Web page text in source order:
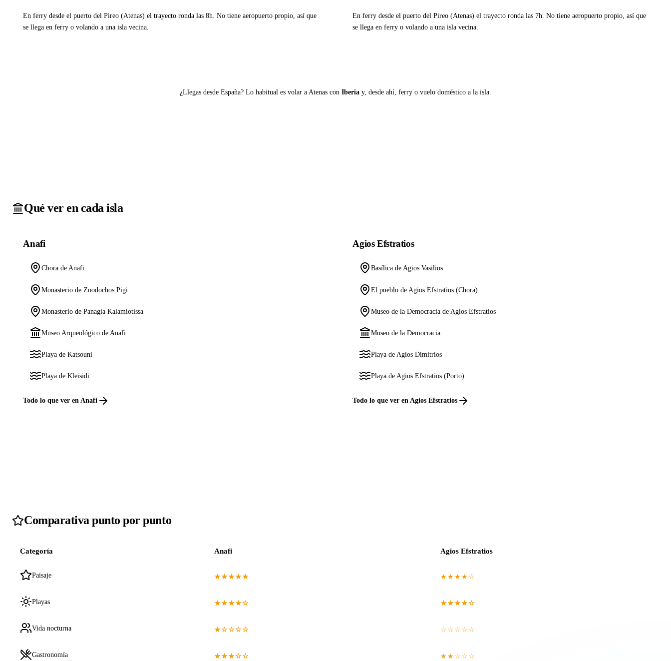
En ferry desde el puerto del Pireo (Atenas) el trayecto ronda las 8h. No tiene aeropuerto propio, así que
se llega en ferry o volando a una isla vecina.
En ferry desde el puerto del Pireo (Atenas) el trayecto ronda las 7h. No tiene aeropuerto propio, así que
se llega en ferry o volando a una isla vecina.
¿Llegas desde España? Lo habitual es volar a Atenas con Iberia y, desde ahí, ferry o vuelo doméstico a la isla.
Qué ver en cada isla
Anafi
Chora de Anafi
Monasterio de Zoodochos Pigi
Monasterio de Panagia Kalamiotissa
Museo Arqueológico de Anafi
Playa de Katsouni
Playa de Kleisidi
Todo lo que ver en Anafi
Agios Efstratios
Basílica de Agios Vasilios
El pueblo de Agios Efstratios (Chora)
Museo de la Democracia de Agios Efstratios
Museo de la Democracia
Playa de Agios Dimitrios
Playa de Agios Efstratios (Porto)
Todo lo que ver en Agios Efstratios
Comparativa punto por punto
Categoría Anafi Agios Efstratios
Paisaje ★★★★★ ★★★★☆
Playas ★★★★☆ ★★★★☆
Vida nocturna ★☆☆☆☆ ☆☆☆☆☆
Gastronomía ★★★☆☆ ★★☆☆☆